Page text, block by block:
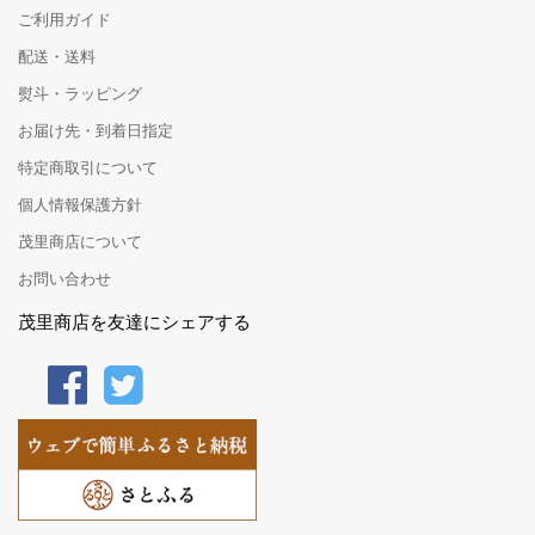
ご利用ガイド
配送・送料
熨斗・ラッピング
お届け先・到着日指定
特定商取引について
個人情報保護方針
茂里商店について
お問い合わせ
茂里商店を友達にシェアする